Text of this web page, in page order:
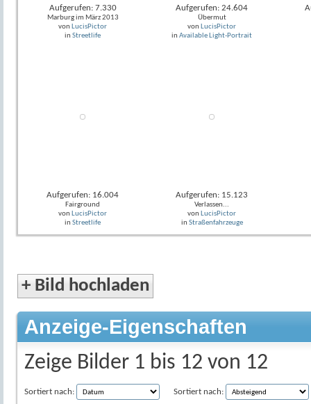
Aufgerufen: 7.330
Marburg im März 2013
von LucisPictor
in Streetlife
Aufgerufen: 24.604
Übermut
von LucisPictor
in Available Light-Portrait
Aufgerufen: 16.004
Fairground
von LucisPictor
in Streetlife
Aufgerufen: 15.123
Verlassen...
von LucisPictor
in Straßenfahrzeuge
+ Bild hochladen
Anzeige-Eigenschaften
Zeige Bilder 1 bis 12 von 12
Sortiert nach: Sortiert nach: